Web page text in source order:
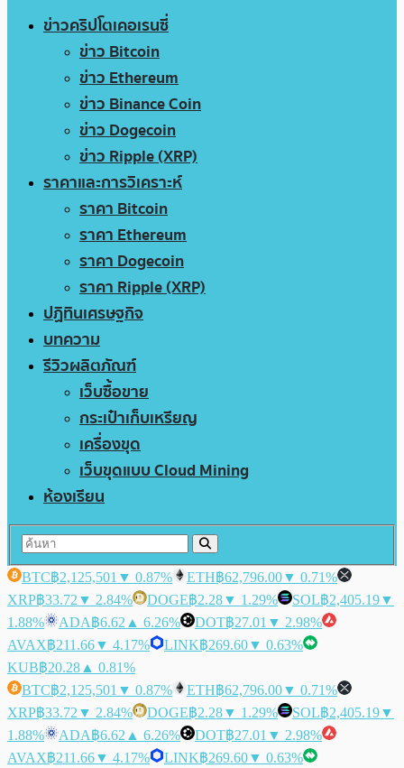
ข่าวคริปโตเคอเรนซี่
ข่าว Bitcoin
ข่าว Ethereum
ข่าว Binance Coin
ข่าว Dogecoin
ข่าว Ripple (XRP)
ราคาและการวิเคราะห์
ราคา Bitcoin
ราคา Ethereum
ราคา Dogecoin
ราคา Ripple (XRP)
ปฏิทินเศรษฐกิจ
บทความ
รีวิวผลิตภัณฑ์
เว็บซื้อขาย
กระเป๋าเก็บเหรียญ
เครื่องขุด
เว็บขุดแบบ Cloud Mining
ห้องเรียน
BTC฿2,125,501 ▼ 0.87% ETH฿62,796.00▼ 0.71%
XRP฿33.72 ▼ 2.84% DOGE฿2.28▼ 1.29% SOL฿2,405.19▼
1.88%
ADA฿6.62 ▲ 6.26% DOT฿27.01 ▼ 2.98%
AVAX฿211.66▼ 4.17% LINK฿269.60▼ 0.63%
KUB฿20.28 ▲ 0.81%
BTC฿2,125,501 ▼ 0.87% ETH฿62,796.00▼ 0.71%
XRP฿33.72 ▼ 2.84% DOGE฿2.28▼ 1.29% SOL฿2,405.19▼
1.88%
ADA฿6.62 ▲ 6.26% DOT฿27.01 ▼ 2.98%
AVAX฿211.66▼ 4.17% LINK฿269.60▼ 0.63%